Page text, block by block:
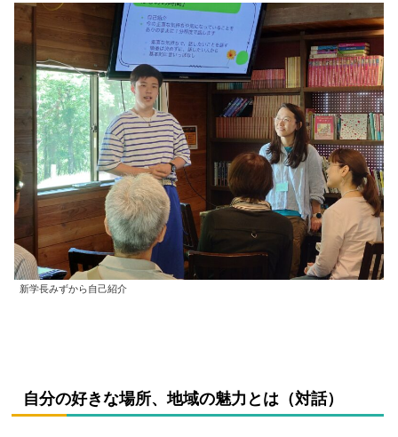
新学長みずから自己紹介
自分の好きな場所、地域の魅力とは（対話）